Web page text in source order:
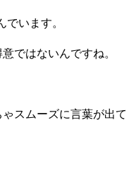
います。
ではないんですね。
ゃスムーズに言葉が出